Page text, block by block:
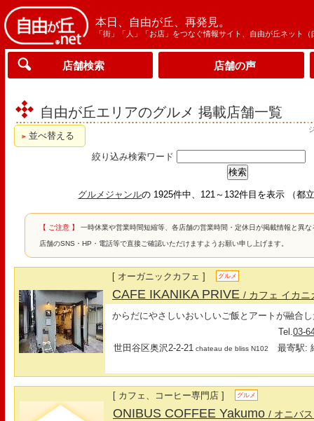
本日、自由が丘、再発見。
「街」「人」「お店」をつなぐ情報サイト、自由が丘ネット（
店舗検索 店舗の声
自由が丘エリアのグルメ 掲載店舗一覧
並べ替える
絞り込み検索ワード
グルメジャンルの 1925件中、121～132件目を表示 （都
【 ご注意 】 一時休業や営業時間短縮等、各店舗の営業時間・定休日が掲載情報と異
店舗のSNS・HP・電話等で直接ご確認いただけますようお願い申し上げます。
[ オーガニックカフェ ] グルメ
CAFE IKANIKA PRIVE/ カフェ イカニ
からだにやさしいおいしいご飯とアートが融合
Tel.03-
世田谷区奥沢2-2-21 chateau de bliss N102 最寄駅:
[ カフェ、コーヒー専門店 ] グルメ
ONIBUS COFFEE Yakumo/ オニバ